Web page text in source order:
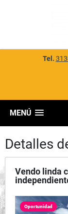
Tel.
MENÚ
Detalles
Vendo linda
Oportunidad